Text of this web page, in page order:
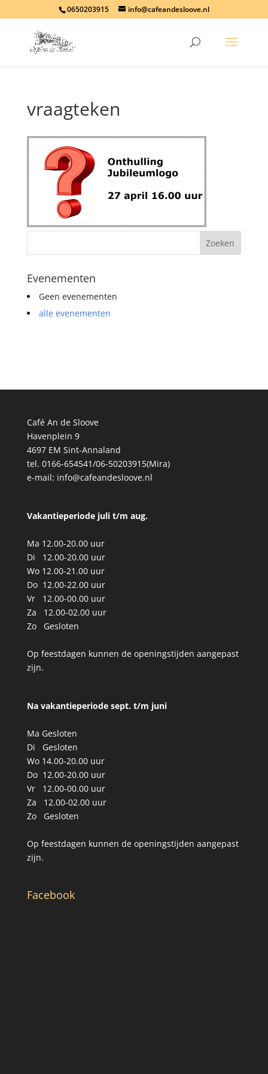
0650203915 info@cafeandesloove.nl
vraagteken
Evenementen
Geen evenementen
alle evenementen
Café An de Sloove
Havenplein 9
4697 EM Sint-Annaland
tel. 0166-654541/06-50203915(Mira)
e-mail: info@cafeandesloove.nl
Vakantieperiode juli t/m aug.
Ma 12.00-20.00 uur
Di 12.00-20.00 uur
Wo 12.00-21.00 uur
Do 12.00-22.00 uur
Vr 12.00-00.00 uur
Za 12.00-02.00 uur
Zo Gesloten
Op feestdagen kunnen de openingstijden aangepast
zijn.
Na vakantieperiode sept. t/m juni
Ma Gesloten
Di Gesloten
Wo 14.00-20.00 uur
Do 12.00-20.00 uur
Vr 12.00-00.00 uur
Za 12.00-02.00 uur
Zo Gesloten
Op feestdagen kunnen de openingstijden aangepast
zijn.
Facebook